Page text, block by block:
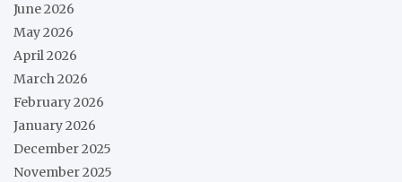
June 2026
May 2026
April 2026
March 2026
February 2026
January 2026
December 2025
November 2025